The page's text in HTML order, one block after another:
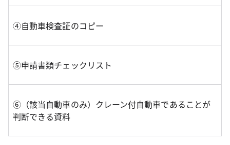
④自動車検査証のコピー
⑤申請書類チェックリスト
⑥（該当自動車のみ）クレーン付自動車であることが
判断できる資料